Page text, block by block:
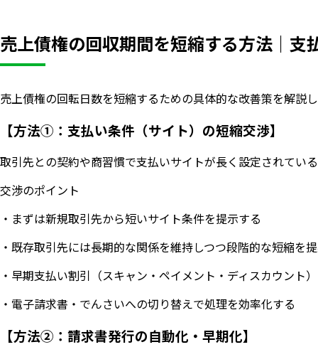
売上債権の回収期間を短縮する方法｜支
売上債権の回転日数を短縮するための具体的な改善策を解説
【方法①：支払い条件（サイト）の短縮交渉】
取引先との契約や商習慣で支払いサイトが長く設定されてい
交渉のポイント
・まずは新規取引先から短いサイト条件を提示する
・既存取引先には長期的な関係を維持しつつ段階的な短縮を
・早期支払い割引（スキャン・ペイメント・ディスカウント
・電子請求書・でんさいへの切り替えで処理を効率化する
【方法②：請求書発行の自動化・早期化】